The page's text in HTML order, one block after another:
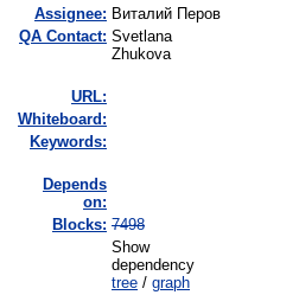
Assignee: Виталий Перов
QA Contact: Svetlana
Zhukova
URL:
Whiteboard:
Keywords:
Depends
on:
Blocks: 7498
Show
dependency
tree / graph